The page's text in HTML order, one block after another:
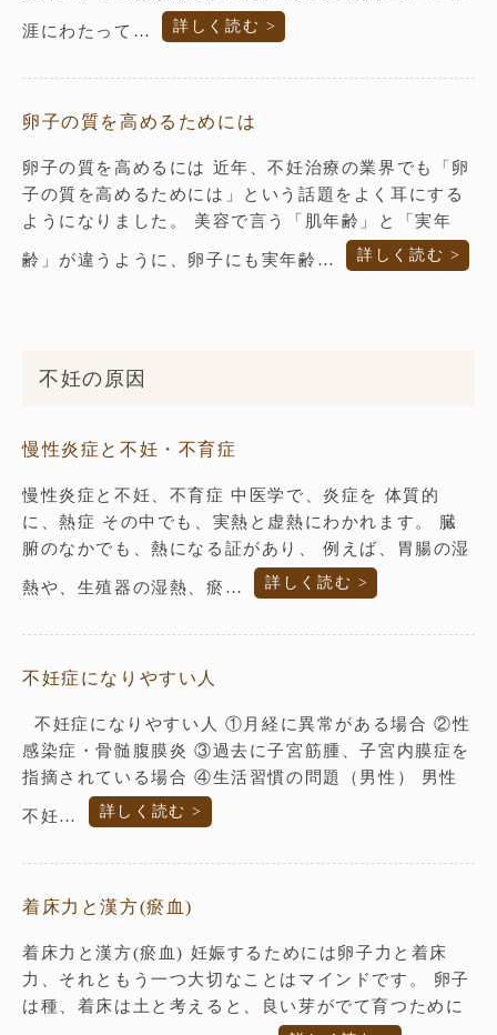
涯にわたって… 詳しく読む >
卵子の質を高めるためには
卵子の質を高めるには 近年、不妊治療の業界でも「卵
子の質を高めるためには」という話題をよく耳にする
ようになりました。 美容で言う「肌年齢」と「実年
齢」が違うように、卵子にも実年齢… 詳しく読む >
不妊の原因
慢性炎症と不妊・不育症
慢性炎症と不妊、不育症 中医学で、炎症を 体質的
に、熱症 その中でも、実熱と虚熱にわかれます。 臓
腑のなかでも、熱になる証があり、 例えば、胃腸の湿
熱や、生殖器の湿熱、瘀… 詳しく読む >
不妊症になりやすい人
不妊症になりやすい人 ①月経に異常がある場合 ②性
感染症・骨髄腹膜炎 ③過去に子宮筋腫、子宮内膜症を
指摘されている場合 ④生活習慣の問題（男性） 男性
不妊… 詳しく読む >
着床力と漢方(瘀血)
着床力と漢方(瘀血) 妊娠するためには卵子力と着床
力、それともう一つ大切なことはマインドです。 卵子
は種、着床は土と考えると、良い芽がでて育つために